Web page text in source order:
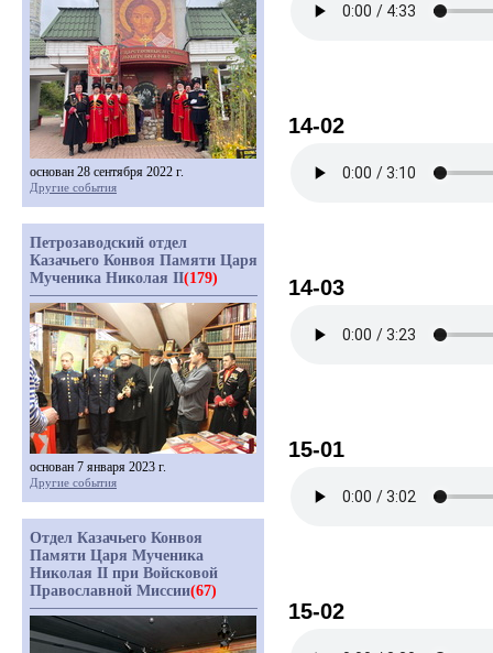
14-02
14-03
15-01
15-02
основан 28 сентября 2022 г.
Другие события
Петрозаводский отдел
Казачьего Конвоя Памяти Царя
Мученика Николая II(179)
основан 7 января 2023 г.
Другие события
Отдел Казачьего Конвоя
Памяти Царя Мученика
Николая II при Войсковой
Православной Миссии(67)